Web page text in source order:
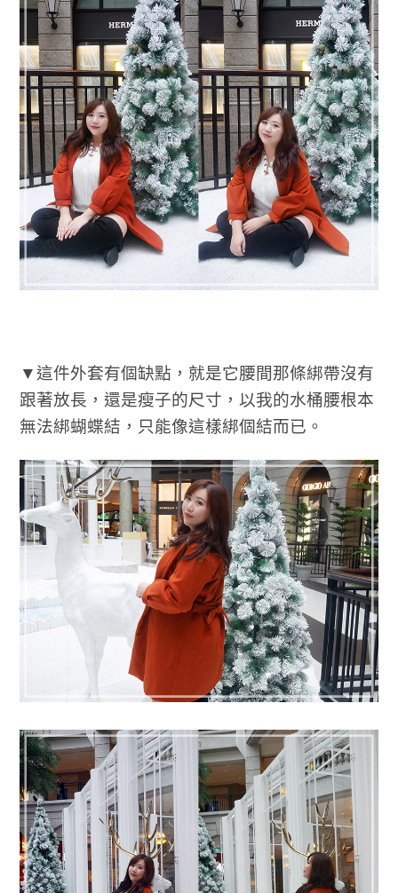
▼這件外套有個缺點，就是它腰間那條綁帶沒有
跟著放長，還是瘦子的尺寸，以我的水桶腰根本
無法綁蝴蝶結，只能像這樣綁個結而已。